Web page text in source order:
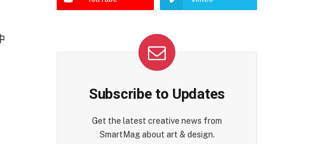
Subscribe to Updates
Get the latest creative news from
SmartMag about art & design.